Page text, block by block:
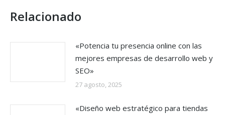
Relacionado
«Potencia tu presencia online con las
mejores empresas de desarrollo web y
SEO»
27 agosto, 2025
«Diseño web estratégico para tiendas